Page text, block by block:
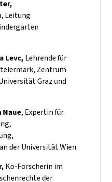
Leitung
Levc, Lehrende für
Zentrum
Graz und
Naue, Expertin für
der Universität Wien
Ko-Forscherin im
der